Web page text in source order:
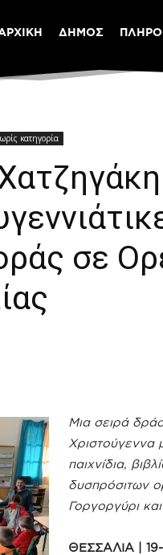
ΔΗΜΟΣ
κατηγορία
σε
Μια σειρά
Χριστούγεννα
παιχνίδια,
δυσπρόσιτων
Γοργοργύρι
ΘΕΣΣΑΛΙΑ | 19-